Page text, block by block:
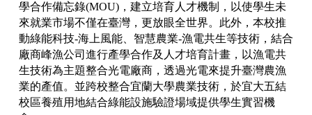
學合作備忘錄(MOU)，建立培育人才機制，以使學生未
來就業市場不僅在臺灣，更放眼全世界。此外，本校推
動綠能科技-海上風能、智慧農業-漁電共生等技術，結合
廠商峰漁公司進行產學合作及人才培育計畫，以漁電共
生技術為主題整合光電廠商，透過光電來提升臺灣農漁
業的產值。並跨校整合宜蘭大學農業技術，於宜大五結
校區養殖用地結合綠能設施驗證場域提供學生實習機